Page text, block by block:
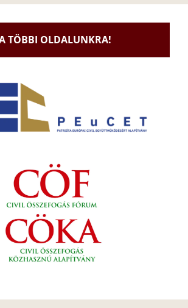
TÖBBI OLDALUNKRA!